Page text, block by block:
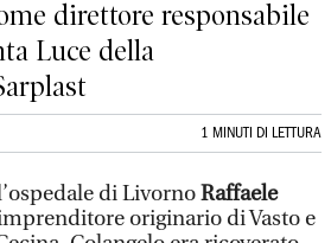
direttore responsabile
Luce della
1 MINUTI DI LETTURA
di LivornoRaffaele
originario di Vasto e